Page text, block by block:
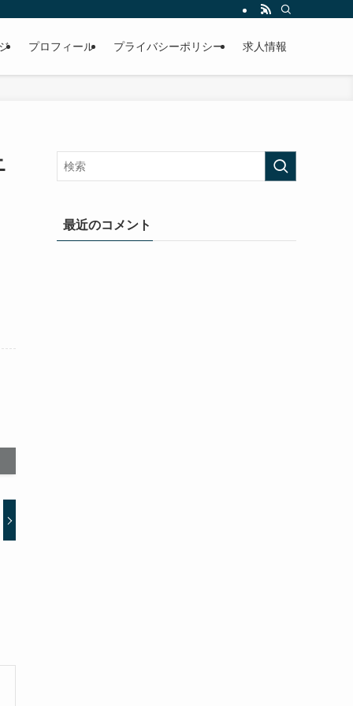
プロフィール プライバシーポリシー 求人情報
最近のコメント